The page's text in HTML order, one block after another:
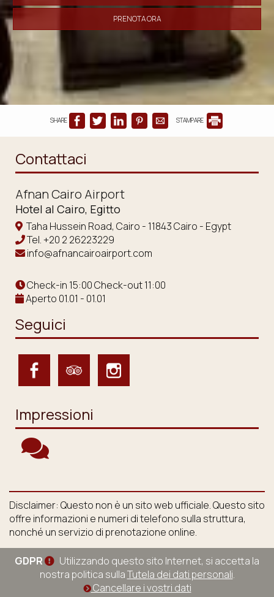
PRENOTA ORA
SHARE STAMPARE
Contattaci
Afnan Cairo Airport
Hotel al Cairo, Egitto
Taha Hussein Road, Cairo - 11843 Cairo - Egypt
Tel.+20 2 26223229
info@afnancairoairport.com
Check-in 15:00 Check-out 11:00
Aperto 01.01 - 01.01
Seguici
Impressioni
Disclaimer: Questo non è un sito web ufficiale. Questo sito
offre informazioni e numeri di telefono sulla struttura,
nonché un servizio di prenotazione online.
GDPR
Utilizzando questo sito Internet, si accetta la
nostra politica sullaTutela dei dati personali.
Cancellare i vostri dati